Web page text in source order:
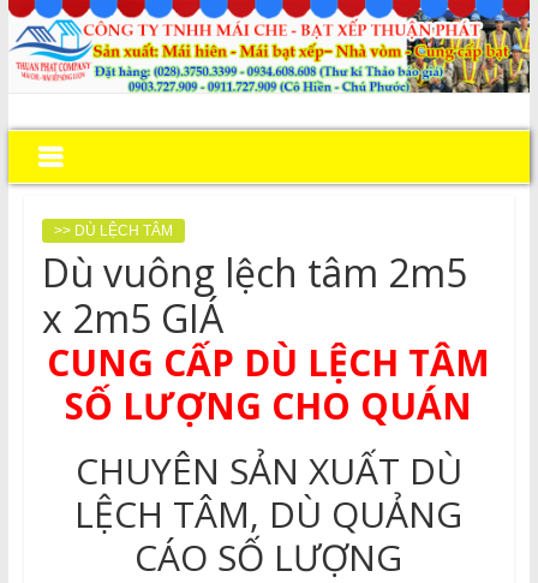
>> DÙ LỆCH TÂM
Dù vuông lệch tâm 2m5
x 2m5 GIÁ
CUNG CẤP DÙ LỆCH TÂM
SỐ LƯỢNG CHO QUÁN
CHUYÊN SẢN XUẤT DÙ
LỆCH TÂM, DÙ QUẢNG
CÁO SỐ LƯỢNG